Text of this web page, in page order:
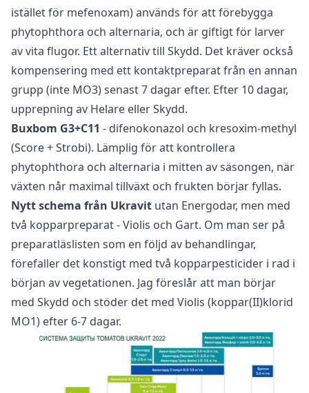
istället för mefenoxam) används för att förebygga
phytophthora och alternaria, och är giftigt för larver
av vita flugor. Ett alternativ till Skydd. Det kräver också
kompensering med ett kontaktpreparat från en annan
grupp (inte MO3) senast 7 dagar efter. Efter 10 dagar,
upprepning av Helare eller Skydd.
Buxbom G3+C11 - difenokonazol och kresoxim-methyl
(Score + Strobi). Lämplig för att kontrollera
phytophthora och alternaria i mitten av säsongen, när
växten når maximal tillväxt och frukten börjar fyllas.
Nytt schema från Ukravit utan Energodar, men med
två kopparpreparat - Violis och Gart. Om man ser på
preparatläslisten som en följd av behandlingar,
förefaller det konstigt med två kopparpesticider i rad i
början av vegetationen. Jag föreslår att man börjar
med Skydd och stöder det med Violis (koppar(II)klorid
MO1) efter 6-7 dagar.